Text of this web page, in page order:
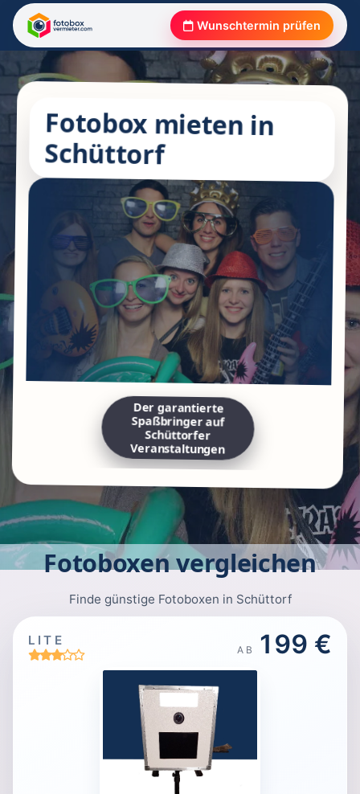
Wunschtermin prüfen
Fotobox mieten in
Schüttorf
Der garantierte
Spaßbringer auf
Schüttorfer
Veranstaltungen
Fotoboxen vergleichen
Finde günstige Fotoboxen in Schüttorf
LITE
AB 199 €